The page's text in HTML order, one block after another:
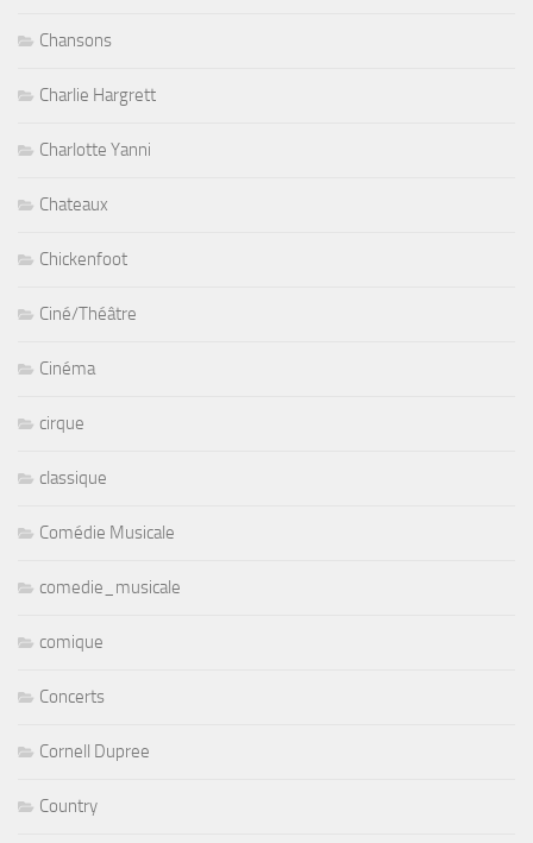
Chansons
Charlie Hargrett
Charlotte Yanni
Chateaux
Chickenfoot
Ciné/Théâtre
Cinéma
cirque
classique
Comédie Musicale
comedie_musicale
comique
Concerts
Cornell Dupree
Country